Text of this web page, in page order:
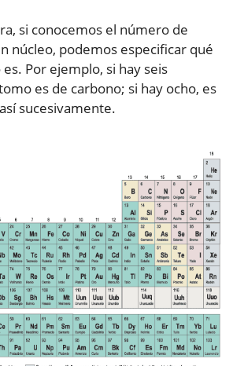
si conocemos el número de
núcleo, podemos especificar qué
Por ejemplo, si hay seis
es de carbono; si hay ocho, es
sucesivamente.